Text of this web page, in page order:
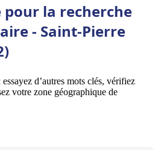
la recherche
- Saint-Pierre
d’autres mots clés, vérifiez
votre zone géographique de